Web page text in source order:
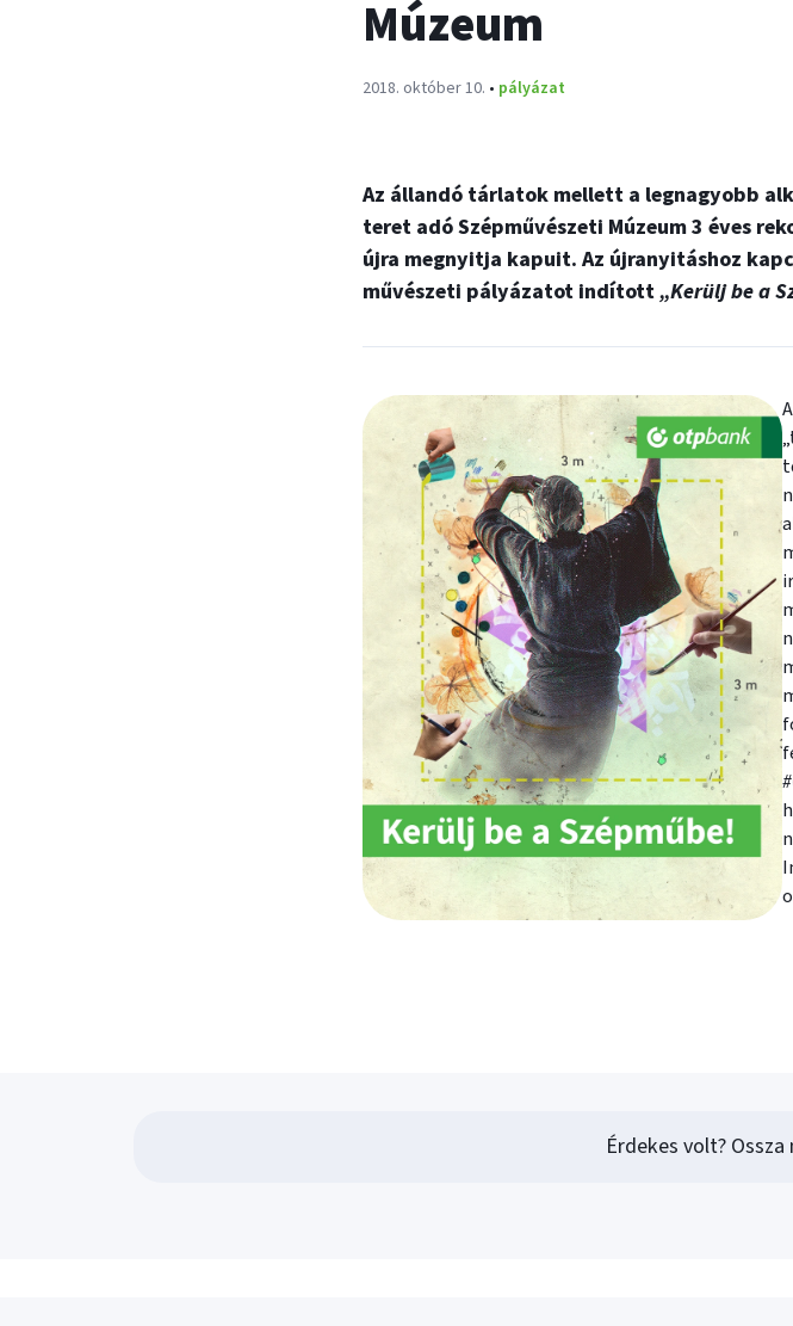
Múzeum
Publikálva:
2018. október 10. • pályázat
Az állandó tárlatok mellett a legnagyobb
teret adó Szépművészeti Múzeum 3 éves
újra megnyitja kapuit. Az újranyitáshoz
művészeti pályázatot indított„Kerülj be a
Érdekes volt?